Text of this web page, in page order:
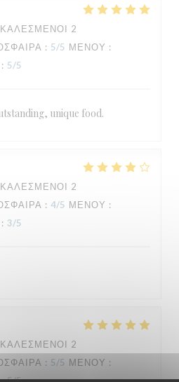
2
: 5/5 ΜΕΝΟΎ :
: 5/5
unique food.
2
: 4/5 ΜΕΝΟΎ :
: 3/5
2
: 5/5 ΜΕΝΟΎ :